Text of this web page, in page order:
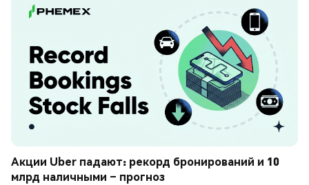
Акции Uber падают: рекорд бронирований и 10
млрд наличными – прогноз